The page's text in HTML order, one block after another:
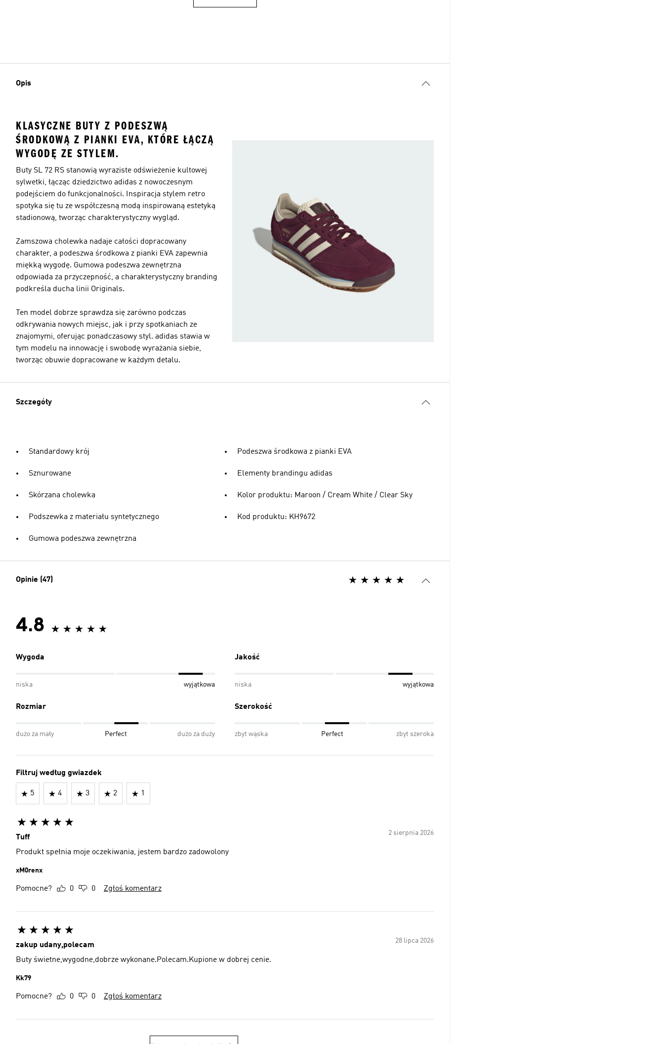
Opis
KLASYCZNE BUTY Z PODESZWĄ
ŚRODKOWĄ Z PIANKI EVA, KTÓRE ŁĄCZĄ
WYGODĘ ZE STYLEM.
Buty SL 72 RS stanowią wyraziste odświeżenie kultowej
sylwetki, łącząc dziedzictwo adidas z nowoczesnym
podejściem do funkcjonalności. Inspiracja stylem retro
spotyka się tu ze współczesną modą inspirowaną estetyką
stadionową, tworząc charakterystyczny wygląd.
Zamszowa cholewka nadaje całości dopracowany
charakter, a podeszwa środkowa z pianki EVA zapewnia
miękką wygodę. Gumowa podeszwa zewnętrzna
odpowiada za przyczepność, a charakterystyczny branding
podkreśla ducha linii Originals.
Ten model dobrze sprawdza się zarówno podczas
odkrywania nowych miejsc, jak i przy spotkaniach ze
znajomymi, oferując ponadczasowy styl. adidas stawia w
tym modelu na innowację i swobodę wyrażania siebie,
tworząc obuwie dopracowane w każdym detalu.
Szczegóły
Standardowy krój
Sznurowane
Skórzana cholewka
Podszewka z materiału syntetycznego
Gumowa podeszwa zewnętrzna
Podeszwa środkowa z pianki EVA
Elementy brandingu adidas
Kolor produktu: Maroon / Cream White / Clear Sky
Kod produktu: KH9672
Opinie (47)
4.8
Wygoda
niska wyjątkowa
Jakość
niska wyjątkowa
Rozmiar
dużo za mały Perfect dużo za duży
Szerokość
zbyt wąska Perfect zbyt szeroka
Filtruj według gwiazdek
5 4 3 2 1
2 sierpnia 2026
Tuff
Produkt spełnia moje oczekiwania, jestem bardzo zadowolony
xM0renx
Pomocne? 0 0 Zgłoś komentarz
28 lipca 2026
zakup udany,polecam
Buty świetne,wygodne,dobrze wykonane.Polecam.Kupione w dobrej cenie.
Kk79
Pomocne? 0 0 Zgłoś komentarz